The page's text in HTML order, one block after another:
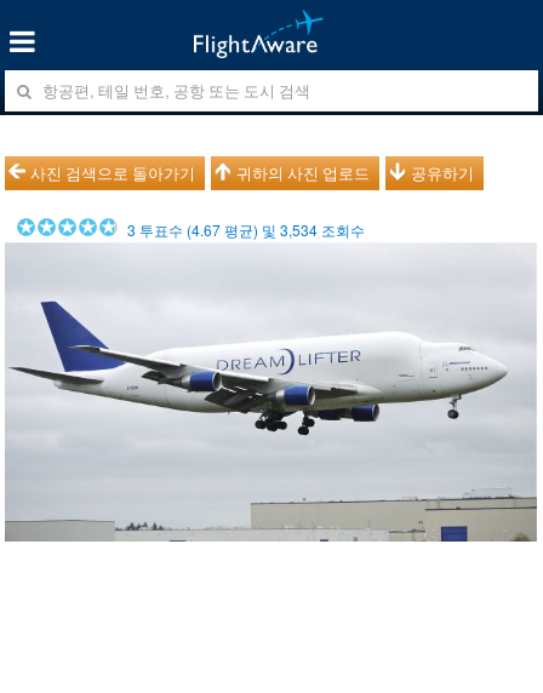
사진 검색으로 돌아가기 귀하의 사진 업로드 공유하기
3 투표수 (4.67평균) 및3,534 조회수